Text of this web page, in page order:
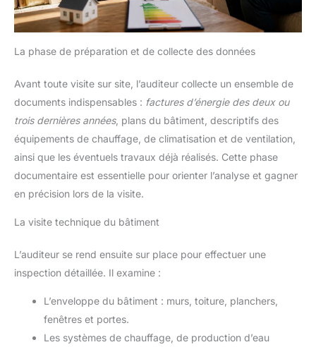
La phase de préparation et de collecte des données
Avant toute visite sur site, l’auditeur collecte un ensemble de
documents indispensables : factures d’énergie des deux ou
trois dernières années, plans du bâtiment, descriptifs des
équipements de chauffage, de climatisation et de ventilation,
ainsi que les éventuels travaux déjà réalisés. Cette phase
documentaire est essentielle pour orienter l’analyse et gagner
en précision lors de la visite.
La visite technique du bâtiment
L’auditeur se rend ensuite sur place pour effectuer une
inspection détaillée. Il examine :
L’enveloppe du bâtiment : murs, toiture, planchers,
fenêtres et portes.
Les systèmes de chauffage, de production d’eau